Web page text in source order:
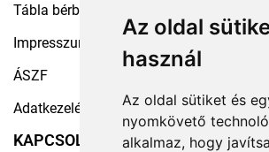
Az oldal
használ
Az oldal sütiket és
nyomkövető
alkalmaz, hogy
Tábla bérbeadás
Impresszum
ÁSZF
Adatkezelési tájékoztató
KAPCSOLAT